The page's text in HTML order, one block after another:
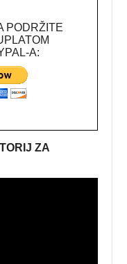
PODRŽITE
A:
ZA